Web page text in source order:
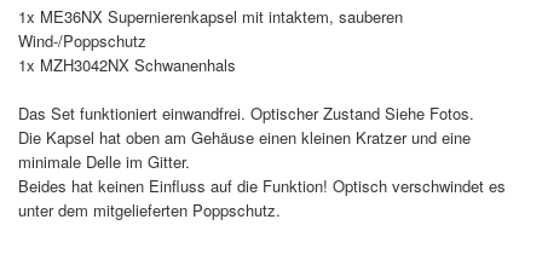
1x ME36NX Supernierenkapsel mit intaktem, sauberen
Wind-/Poppschutz
1x MZH3042NX Schwanenhals
Das Set funktioniert einwandfrei. Optischer Zustand Siehe Fotos.
Die Kapsel hat oben am Gehäuse einen kleinen Kratzer und eine
minimale Delle im Gitter.
Beides hat keinen Einfluss auf die Funktion! Optisch verschwindet es
unter dem mitgelieferten Poppschutz.